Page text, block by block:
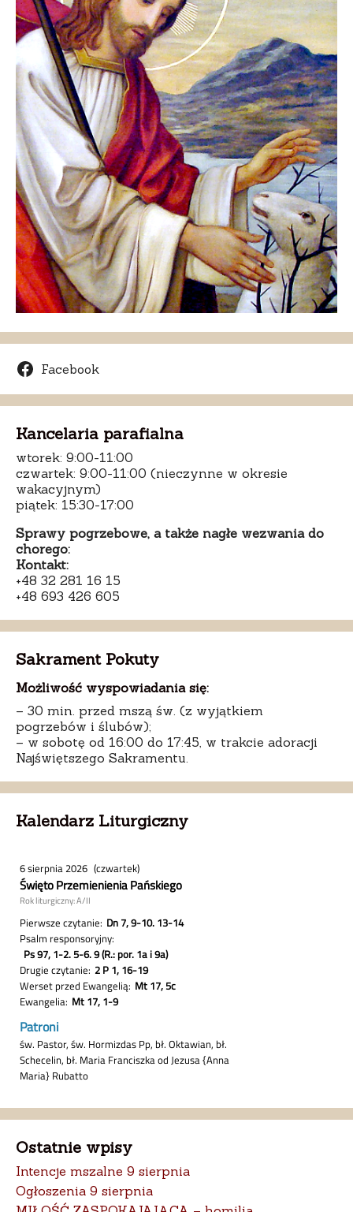
Facebook
Kancelaria parafialna
wtorek: 9:00-11:00
czwartek: 9:00-11:00 (nieczynne w okresie
wakacyjnym)
piątek: 15:30-17:00
Sprawy pogrzebowe, a także nagłe wezwania do
chorego:
Kontakt:
+48 32 281 16 15
+48 693 426 605
Sakrament Pokuty
Możliwość wyspowiadania się:
– 30 min. przed mszą św. (z wyjątkiem
pogrzebów i ślubów);
– w sobotę od 16:00 do 17:45, w trakcie adoracji
Najświętszego Sakramentu.
Kalendarz Liturgiczny
Ostatnie wpisy
Intencje mszalne 9 sierpnia
Ogłoszenia 9 sierpnia